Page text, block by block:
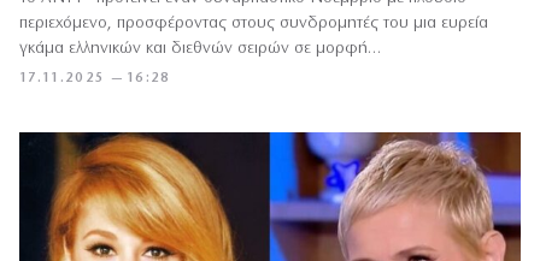
17.11.2025 — 16:28
περιεχόμενο, προσφέροντας στους συνδρομητές του μια ευρεία
γκάμα ελληνικών και διεθνών σειρών σε μορφή…